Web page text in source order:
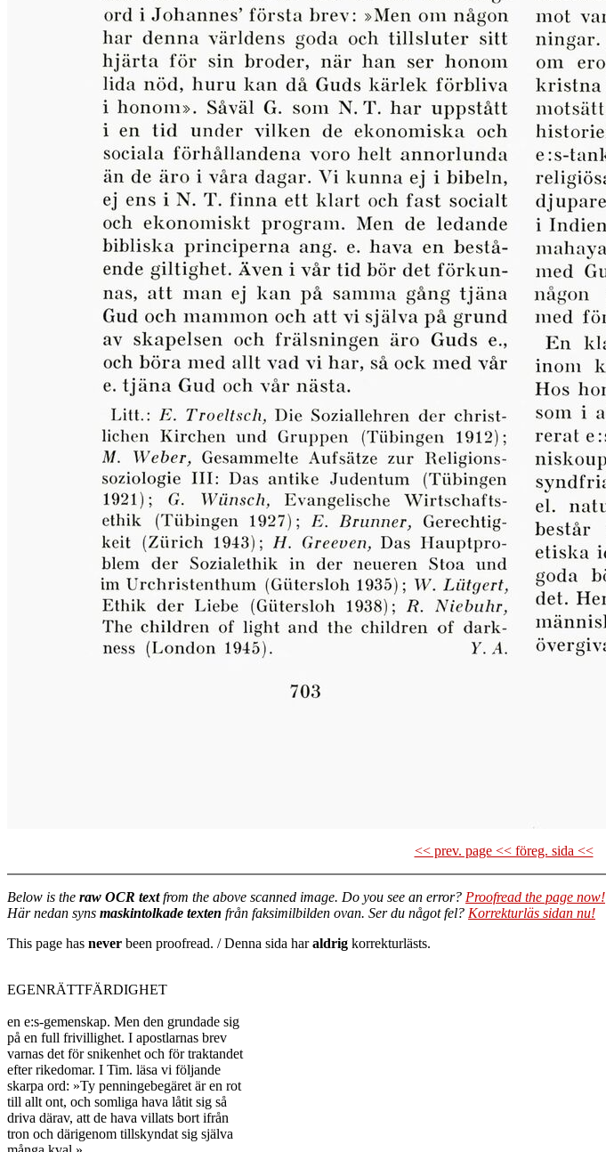
<< prev. page << föreg. sida <<
Below is the raw OCR textfrom the above scanned image. Do you see an error? Proofread the page now!
Här nedan syns maskintolkade texten från faksimilbilden ovan. Ser du något fel? Korrekturläs sidan nu!
This page has never been proofread. / Denna sida haraldrig korrekturlästs.
EGENRÄTTFÄRDIGHET
en e:s-gemenskap. Men den grundade sig
på en full frivillighet. I apostlarnas brev
varnas det för snikenhet och för traktandet
efter rikedomar. I Tim. läsa vi följande
skarpa ord: »Ty penningebegäret är en rot
till allt ont, och somliga hava låtit sig så
driva därav, att de hava villats bort ifrån
tron och därigenom tillskyndat sig själva